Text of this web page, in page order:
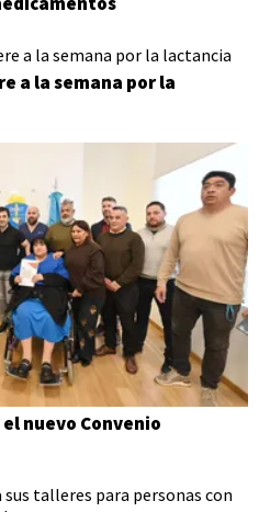
a la semana por la
nuevo Convenio